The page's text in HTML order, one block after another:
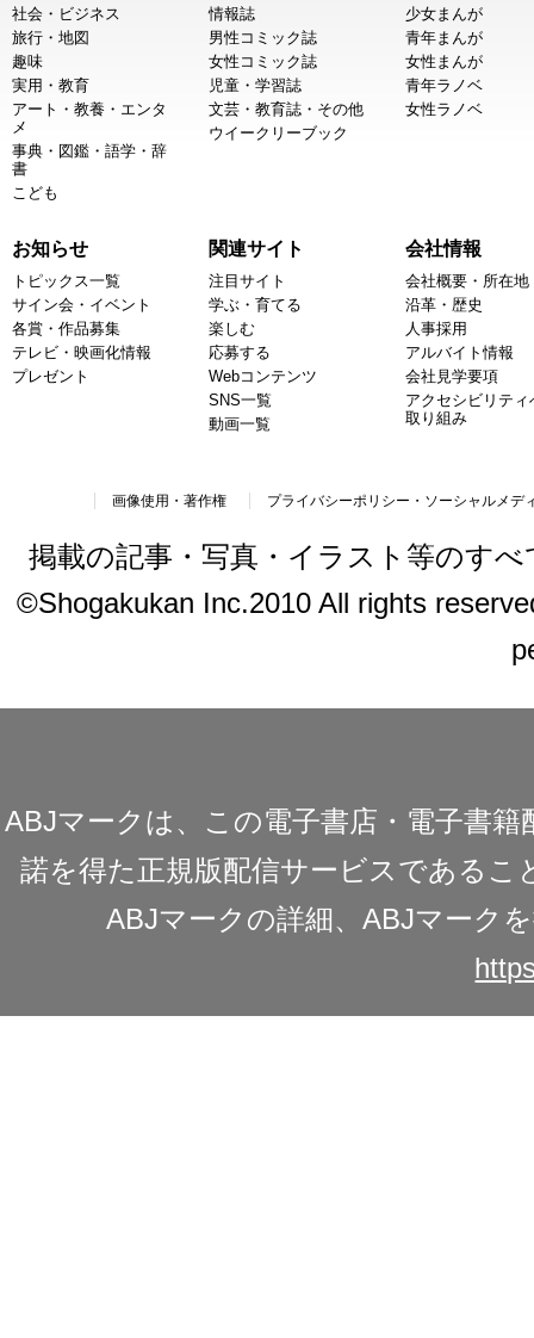
社会・ビジネス
旅行・地図
趣味
実用・教育
アート・教養・エンタ
メ
事典・図鑑・語学・辞
書
こども
情報誌
男性コミック誌
女性コミック誌
児童・学習誌
文芸・教育誌・その他
ウイークリーブック
少女まんが
青年まんが
女性まんが
青年ラノベ
女性ラノベ
お知らせ
トピックス一覧
サイン会・イベント
各賞・作品募集
テレビ・映画化情報
プレゼント
関連サイト
注目サイト
学ぶ・育てる
楽しむ
応募する
Webコンテンツ
SNS一覧
動画一覧
会社情報
会社概要・所在地
沿革・歴史
人事採用
アルバイト情報
会社見学要項
アクセシビリティ
取り組み
画像使用・著作権 プライバシーポリシー・ソーシャルメデ
掲載の記事・写真・イラスト等のす
©Shogakukan Inc.2010 All rights
ABJマークは、この電子書店・電子書
諾を得た正規版配信サービスであるこ
ABJマークの詳細、ABJマーク